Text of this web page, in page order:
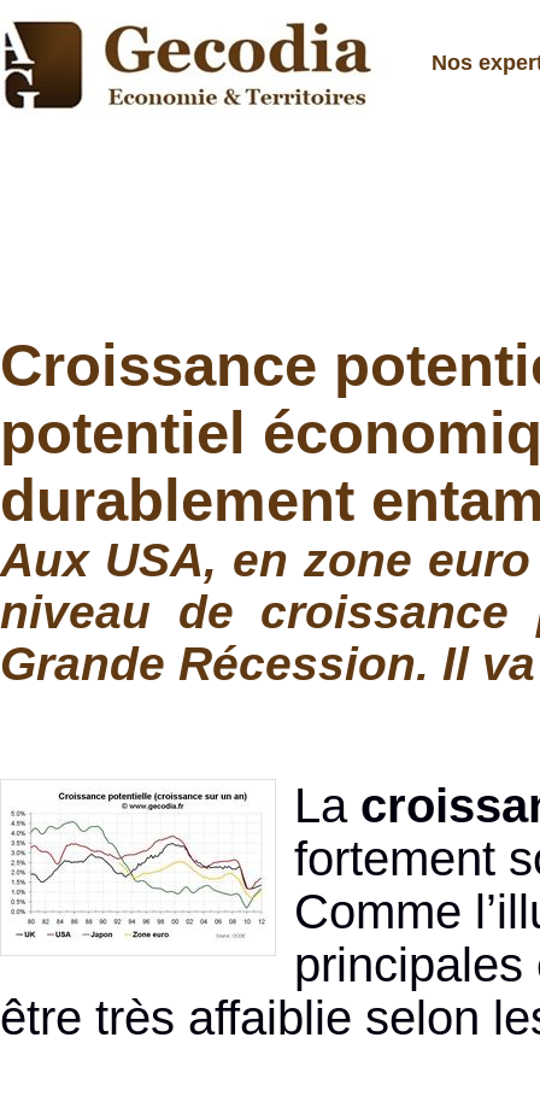
Nos
Croissance
potentiel
durablement
Aux USA, en zone
niveau de
Grande Récession. Il
La
fortement
Comme
principales
être très affaiblie selon